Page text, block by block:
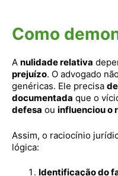
Como
A nulidade relativa
prejuízo. O advogado
genéricas. Ele precisa
documentada que o
defesa ou influenciou o
Assim, o raciocínio
lógica:
Identificação do